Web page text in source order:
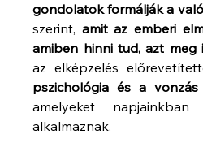
gondolatok formálják a
szerint, amit az emberi
amiben hinni tud, azt meg
az elképzelés
pszichológia és a
amelyeket
alkalmaznak.